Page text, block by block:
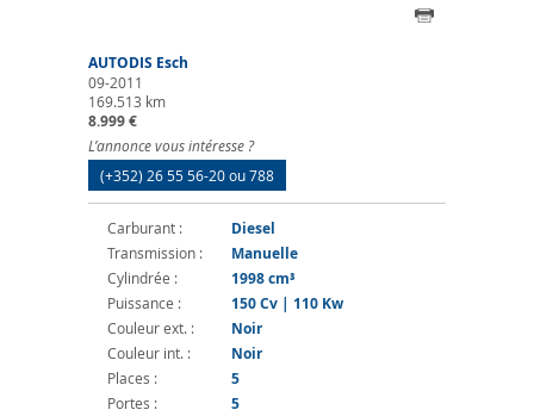
AUTODIS Esch
09-2011
169.513 km
8.999 €
L’annonce vous intéresse ?
(+352) 26 55 56-20 ou 788
Carburant : Diesel
Transmission : Manuelle
Cylindrée : 1998 cm³
Puissance : 150 Cv | 110 Kw
Couleur ext. : Noir
Couleur int. : Noir
Places : 5
Portes : 5